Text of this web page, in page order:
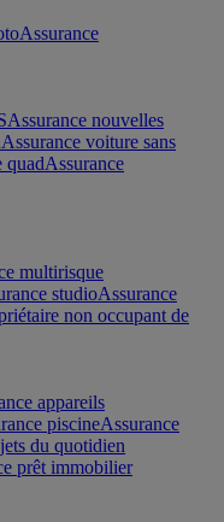
Assurance
Assurance nouvelles
Assurance voiture sans
quadAssurance
multirisque
studioAssurance
non occupant de
appareils
piscineAssurance
du quotidien